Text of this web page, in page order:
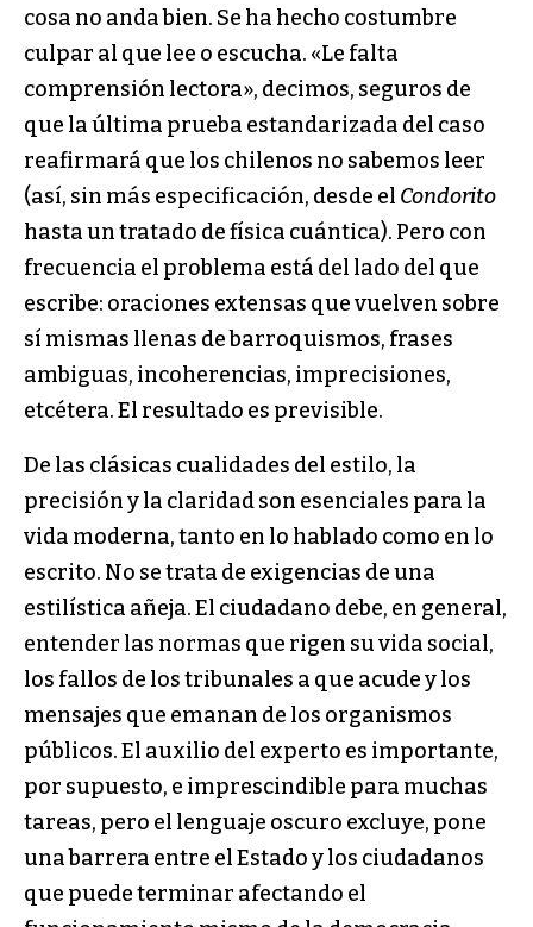
cosa no anda bien. Se ha hecho costumbre
culpar al que lee o escucha. «Le falta
comprensión lectora», decimos, seguros de
que la última prueba estandarizada del caso
reafirmará que los chilenos no sabemos leer
(así, sin más especificación, desde el Condorito
hasta un tratado de física cuántica). Pero con
frecuencia el problema está del lado del que
escribe: oraciones extensas que vuelven sobre
sí mismas llenas de barroquismos, frases
ambiguas, incoherencias, imprecisiones,
etcétera. El resultado es previsible.
De las clásicas cualidades del estilo, la
precisión y la claridad son esenciales para la
vida moderna, tanto en lo hablado como en lo
escrito. No se trata de exigencias de una
estilística añeja. El ciudadano debe, en general,
entender las normas que rigen su vida social,
los fallos de los tribunales a que acude y los
mensajes que emanan de los organismos
públicos. El auxilio del experto es importante,
por supuesto, e imprescindible para muchas
tareas, pero el lenguaje oscuro excluye, pone
una barrera entre el Estado y los ciudadanos
que puede terminar afectando el